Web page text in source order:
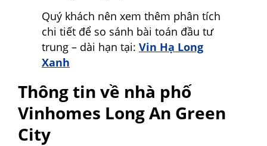
Quý khách nên xem thêm phân tích
chi tiết để so sánh bài toán đầu tư
trung – dài hạn tại: Vin Hạ Long
Xanh
Thông tin về nhà phố
Vinhomes Long An Green
City